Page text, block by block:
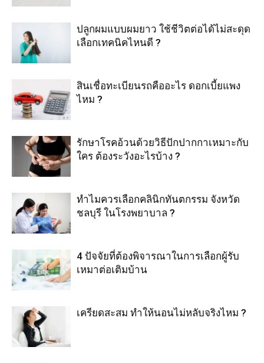
ปลูกผมแบบผมยาว ใช้ชีวิตต่อได้ไม่สะดุด
เลือกเทคนิคไหนดี ?
สินเชื่อทะเบียนรถคืออะไร ดอกเบี้ยแพง
ไหม ?
รักษาโรคอ้วนด้วยวิธีปักปากกาเหมาะกับ
ใคร ต้องระวังอะไรบ้าง ?
ทำไมควรเลือกคลินิกทันตกรรม จังหวัด
ชลบุรี ในโรงพยาบาล ?
4 ปัจจัยที่ต้องพิจารณาในการเลือกผู้รับ
เหมาต่อเติมบ้าน
เครียดสะสม ทำให้นอนไม่หลับจริงไหม ?